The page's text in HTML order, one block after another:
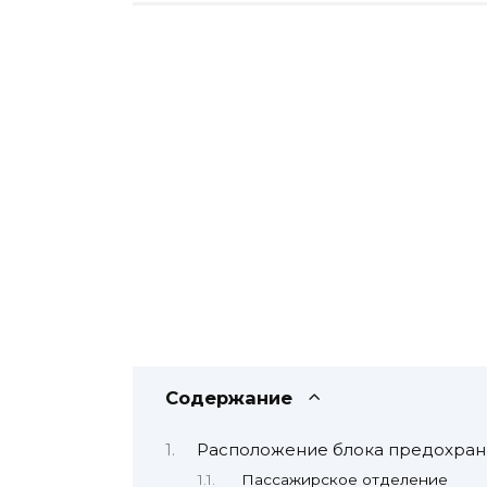
Содержание
Расположение блока
Пассажирское отделение